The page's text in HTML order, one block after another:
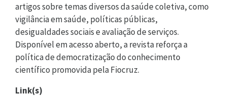
artigos sobre temas diversos da saúde coletiva, como
vigilância em saúde, políticas públicas,
desigualdades sociais e avaliação de serviços.
Disponível em acesso aberto, a revista reforça a
política de democratização do conhecimento
científico promovida pela Fiocruz.
Link(s)